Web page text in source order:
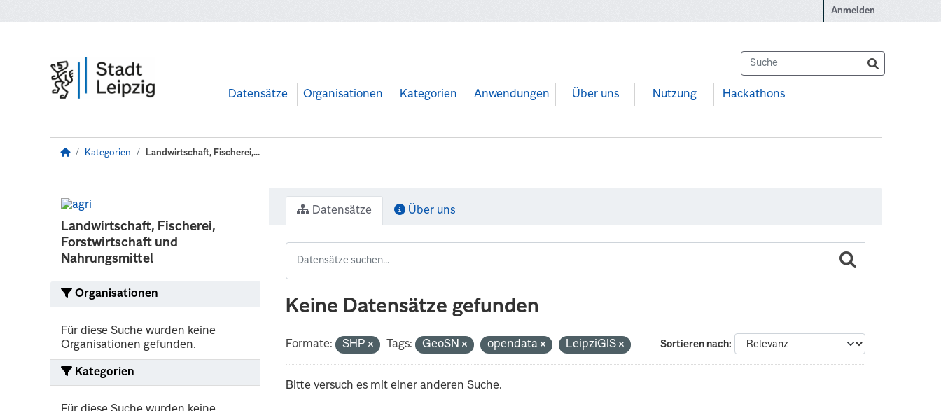
Anmelden
Datensätze Organisationen Kategorien Anwendungen Über uns Nutzung Hackathons
Kategorien Landwirtschaft, Fischerei,...
Landwirtschaft, Fischerei,
Forstwirtschaft und
Nahrungsmittel
Organisationen
Für diese Suche wurden keine
Organisationen gefunden.
Kategorien
Datensätze Über uns
Keine Datensätze gefunden
Sortieren nach
Formate: SHP Tags: GeoSN opendata LeipziGIS
Bitte versuch es mit einer anderen Suche.